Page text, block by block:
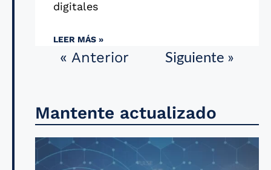
digitales
LEER MÁS »
« Anterior Siguiente »
Mantente actualizado